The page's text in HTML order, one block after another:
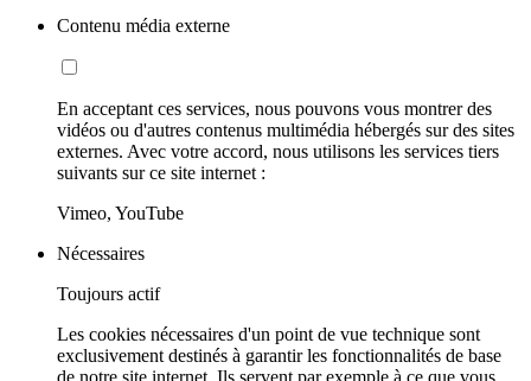
Contenu média externe
En acceptant ces services, nous pouvons vous montrer des
vidéos ou d'autres contenus multimédia hébergés sur des sites
externes. Avec votre accord, nous utilisons les services tiers
suivants sur ce site internet :
Vimeo, YouTube
Nécessaires
Toujours actif
Les cookies nécessaires d'un point de vue technique sont
exclusivement destinés à garantir les fonctionnalités de base